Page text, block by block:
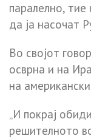
паралелно,
да ја насочат
Во својот
осврна и на
на
„И покрај
решителното